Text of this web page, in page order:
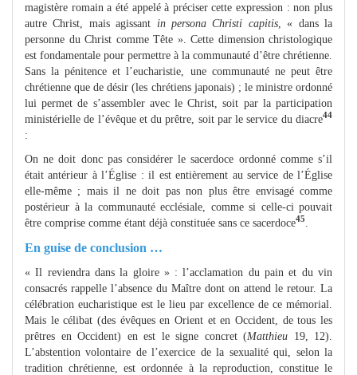
magistère romain a été appelé à préciser cette expression : non plus
autre Christ, mais agissant in persona Christi capitis, « dans la
personne du Christ comme Tête ». Cette dimension christologique
est fondamentale pour permettre à la communauté d’être chrétienne.
Sans la pénitence et l’eucharistie, une communauté ne peut être
chrétienne que de désir (les chrétiens japonais) ; le ministre ordonné
lui permet de s’assembler avec le Christ, soit par la participation
ministérielle de l’évêque et du prêtre, soit par le service du diacre44
:
On ne doit donc pas considérer le sacerdoce ordonné comme s’il
était antérieur à l’Église : il est entièrement au service de l’Église
elle-même ; mais il ne doit pas non plus être envisagé comme
postérieur à la communauté ecclésiale, comme si celle-ci pouvait
être comprise comme étant déjà constituée sans ce sacerdoce45
En guise de conclusion …
« Il reviendra dans la gloire » : l’acclamation du pain et du vin
consacrés rappelle l’absence du Maître dont on attend le retour. La
célébration eucharistique est le lieu par excellence de ce mémorial.
Mais le célibat (des évêques en Orient et en Occident, de tous les
prêtres en Occident) en est le signe concret (Matthieu 19, 12).
L’abstention volontaire de l’exercice de la sexualité qui, selon la
tradition chrétienne, est ordonnée à la reproduction, constitue le